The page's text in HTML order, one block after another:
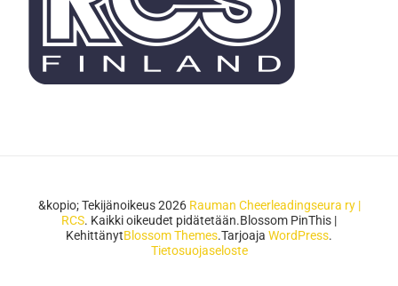
&kopio; Tekijänoikeus 2026 Rauman Cheerleadingseura ry |
RCS. Kaikki oikeudet pidätetään.Blossom PinThis |
KehittänytBlossom Themes.Tarjoaja WordPress.
Tietosuojaseloste